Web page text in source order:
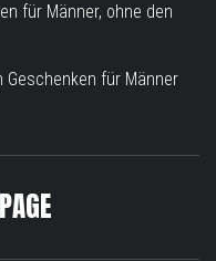
für Männer, ohne den
Geschenken für Männer